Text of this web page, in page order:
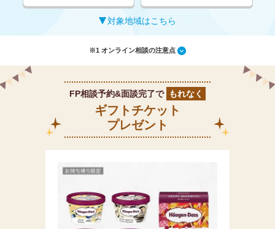
対象地域はこちら
※1 オンライン相談の注意点
FP相談予約&面談完了で もれなく
ギフトチケット
プレゼント